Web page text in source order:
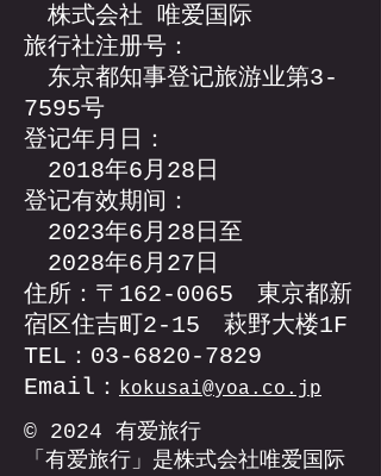
株式会社 唯爱国际
旅行社注册号：
东京都知事登记旅游业第3-
7595号
登记年月日：
2018年6月28日
登记有效期间：
2023年6月28日至
2028年6月27日
住所：〒162-0065 東京都新
宿区住吉町2-15 萩野大楼1F
TEL：03-6820-7829
Email： kokusai@yoa.co.jp
© 2024 有爱旅行
「有爱旅行」是株式会社唯爱国际